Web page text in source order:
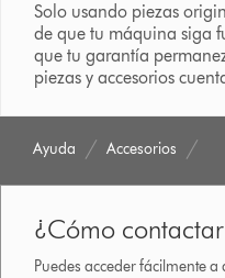
Solo usando piezas
de que tu máquina siga
que tu garantía
piezas y accesorios
Ayuda Accesorios
¿Cómo
Puedes acceder fácilmente